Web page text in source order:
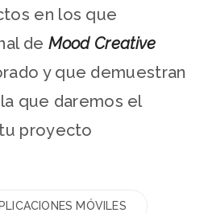
en los que
de Mood Creative
y que demuestran
que daremos el
proyecto
MÓVILES